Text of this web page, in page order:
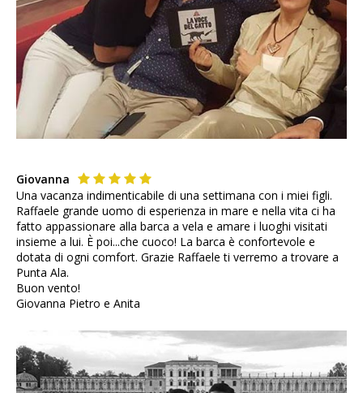
Giovanna
Una vacanza indimenticabile di una settimana con i miei figli.
Raffaele grande uomo di esperienza in mare e nella vita ci ha
fatto appassionare alla barca a vela e amare i luoghi visitati
insieme a lui. È poi...che cuoco! La barca è confortevole e
dotata di ogni comfort. Grazie Raffaele ti verremo a trovare a
Punta Ala.
Buon vento!
Giovanna Pietro e Anita